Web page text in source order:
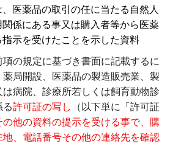
医薬品の取引の任に当たる自然人
係にある事又は購入者等から医薬
示を受けたことを示した資料
項の規定に基づき書面に記載するに
局開設、医薬品の製造販売業、製
病院、診療所若しくは飼育動物診
る許可証の写し
（以下単に「許可証
の他の資料の提示を受ける事で、購
地、電話番号その他の連絡先を確認